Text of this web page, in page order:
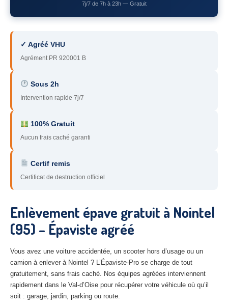
78– Yvelines
93– Seine-Saint-Denis
95– Val d’Oise
91 – Essonne
89– Yonne
60 – Oise
51– Marne
28– Eure-et-Loir
10– Aube
02– Aisne
Tous les secteurs
7j/7 de 7h à 23h — Gratuit
✓ Agréé VHU
Agrément PR 920001 B
Sous 2h
Intervention rapide 7j/7
100% Gratuit
Aucun frais caché garanti
Certif remis
Certificat de destruction officiel
Enlèvement épave gratuit à Nointel
(95) – Épaviste agréé
Vous avez une voiture accidentée, un scooter hors d’usage ou un
camion à enlever à Nointel ? L’Épaviste-Pro se charge de tout
gratuitement, sans frais caché. Nos équipes agréées interviennent
rapidement dans le Val-d’Oise pour récupérer votre véhicule où qu’il
soit : garage, jardin, parking ou route.